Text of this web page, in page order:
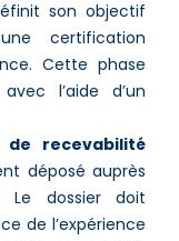
son objectif
certification
Cette phase
l’aide d’un
recevabilité
déposé auprès
Le dossier doit
de l’expérience